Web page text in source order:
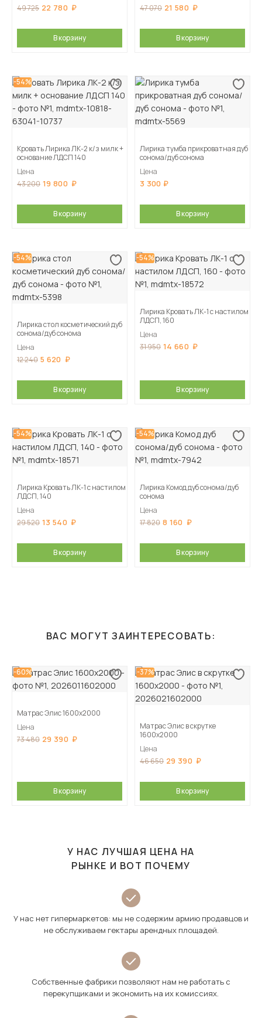
49 725 22 780
В корзину
47 070 21 580
В корзину
-54%
Кровать Лирика ЛК-2 к/з милк +
основание ЛДСП 140
Цена
43 200 19 800
В корзину
Лирика тумба прикроватная дуб
сонома/дуб сонома
Цена
3 300
В корзину
-54%
Лирика стол косметический дуб
сонома/дуб сонома
Цена
12 240 5 620
В корзину
-54%
Лирика Кровать ЛК-1 с настилом
ЛДСП, 160
Цена
31 950 14 660
В корзину
-54%
Лирика Кровать ЛК-1 с настилом
ЛДСП, 140
Цена
29 520 13 540
В корзину
-54%
Лирика Комод дуб сонома/дуб
сонома
Цена
17 820 8 160
В корзину
ВАС МОГУТ ЗАИНТЕРЕСОВАТЬ:
-60%
Матрас Элис 1600х2000
Цена
73 480 29 390
В корзину
-37%
Матрас Элис в скрутке
1600х2000
Цена
46 650 29 390
В корзину
У НАС ЛУЧШАЯ ЦЕНА НА
РЫНКЕ И ВОТ ПОЧЕМУ
У нас нет гипермаркетов: мы не содержим армию продавцов и
не обслуживаем гектары арендных площадей.
Собственные фабрики позволяют нам не работать с
перекупщиками и экономить на их комиссиях.